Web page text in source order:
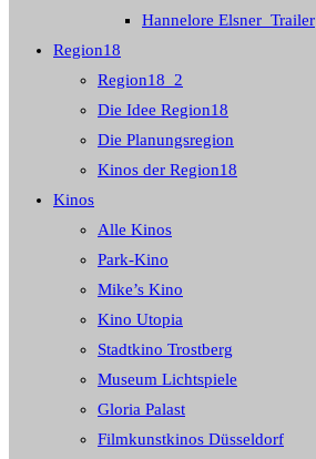
Hannelore Elsner_Trailer
Region18
Region18_2
Die Idee Region18
Die Planungsregion
Kinos der Region18
Kinos
Alle Kinos
Park-Kino
Mike’s Kino
Kino Utopia
Stadtkino Trostberg
Museum Lichtspiele
Gloria Palast
Filmkunstkinos Düsseldorf